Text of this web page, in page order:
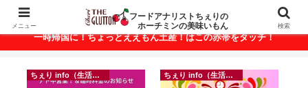
ベトナム・ホーチミンの美味いもんが満載！
一時帰国に！ちょっとええもん土産！はこの赤帯をタッチ！
ちぇり info（生活情報） ちぇり info（生活情報）
メニュー
フードアナリストちぇりの
ホーチミンの美味いもん
検索